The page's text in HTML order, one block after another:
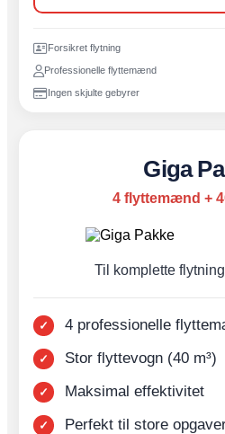
Forsikret flytning
Professionelle flyttemænd
Ingen skjulte gebyrer
Giga
4 flyttemænd +
Til komplette
4 professionelle
Stor flyttevogn (40 m³)
Maksimal effektivitet
Perfekt til store